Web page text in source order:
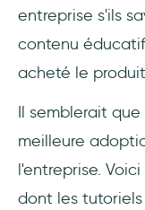
entreprise s'ils
contenu
acheté le
Il semblerait
meilleure
l'entreprise.
dont les